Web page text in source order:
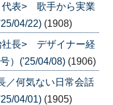
表> 歌手から実業
04/22) (1908)
長> デザイナー経
）('25/04/08) (1906)
何気ない日常会話
04/01) (1905)